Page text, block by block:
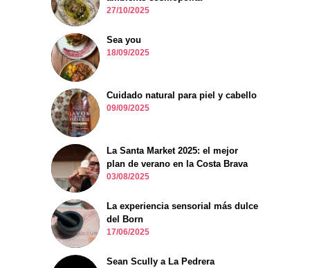
27/10/2025
Sea you
18/09/2025
Cuidado natural para piel y cabello
09/09/2025
La Santa Market 2025: el mejor
plan de verano en la Costa Brava
03/08/2025
La experiencia sensorial más dulce
del Born
17/06/2025
Sean Scully a La Pedrera